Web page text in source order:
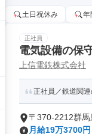
土日祝休み 年
正社員
電気設備の保
上信電鉄株式会社
正社員／鉄道関
〒370-2212群
月給19万3700